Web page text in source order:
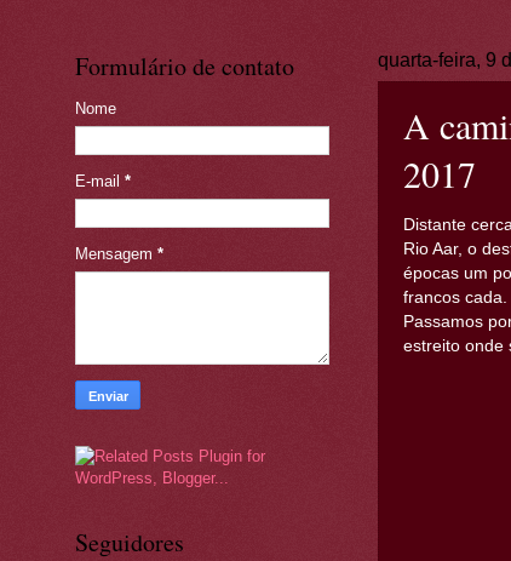
quarta-feira, 9
A
2017
Distante
Rio Aar, o
épocas um
francos cada.
Passamos
estreito onde
Formulário de contato
Nome
E-mail *
Mensagem *
Seguidores